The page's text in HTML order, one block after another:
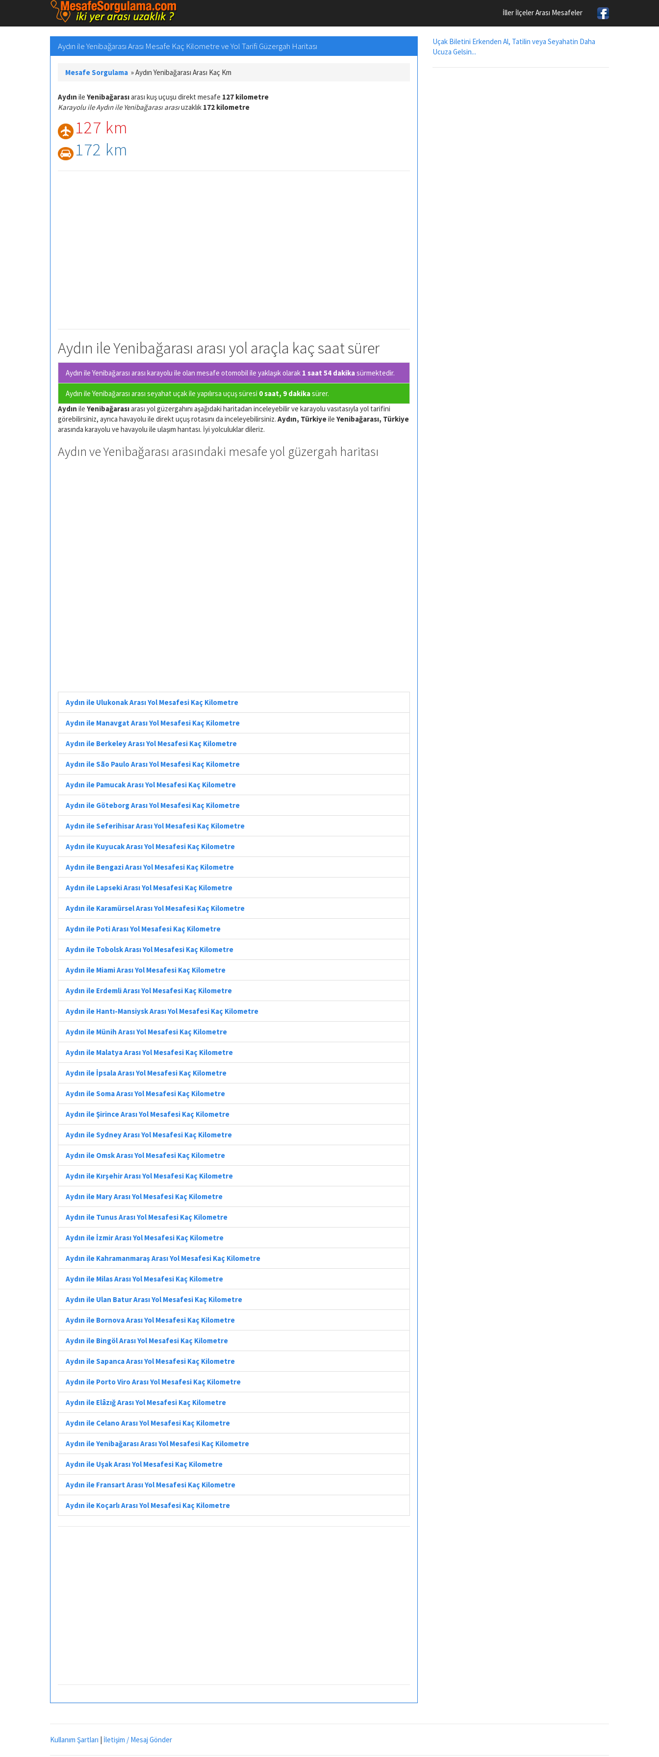
İller İlçeler Arası Mesafeler
Aydın ile Yenibağarası Arası Mesafe Kaç Kilometre ve Yol Tarifi Güzergah Haritası
Mesafe Sorgulama »Aydın Yenibağarası Arası Kaç Km
Aydın ile Yenibağarasıarası kuş uçuşu direkt mesafe 127 kilometre
Karayolu ile Aydın ile Yenibağarası arasıuzaklık 172 kilometre
127 km
172 km
Aydın ile Yenibağarası arası yol araçla kaç saat sürer
Aydın ile Yenibağarası arası karayolu ile olan mesafe otomobil ile yaklaşık olarak 1 saat 54 dakikasürmektedir.
Aydın ile Yenibağarası arası seyahat uçak ile yapılırsa uçuş süresi 0 saat, 9 dakikasürer.
Aydın ile Yenibağarasıarası yol güzergahını aşağıdaki haritadan inceleyebilir ve karayolu vasıtasıyla yol tarifini
görebilirsiniz, ayrıca havayolu ile direkt uçuş rotasını da inceleyebilirsiniz. Aydın, Türkiyeile Yenibağarası, Türkiye
arasında karayolu ve havayolu ile ulaşım harıtası. İyi yolculuklar dileriz.
Aydın ve Yenibağarası arasındaki mesafe yol güzergah haritası
Aydın ile Ulukonak Arası Yol Mesafesi Kaç Kilometre
Aydın ile Manavgat Arası Yol Mesafesi Kaç Kilometre
Aydın ile Berkeley Arası Yol Mesafesi Kaç Kilometre
Aydın ile São Paulo Arası Yol Mesafesi Kaç Kilometre
Aydın ile Pamucak Arası Yol Mesafesi Kaç Kilometre
Aydın ile Göteborg Arası Yol Mesafesi Kaç Kilometre
Aydın ile Seferihisar Arası Yol Mesafesi Kaç Kilometre
Aydın ile Kuyucak Arası Yol Mesafesi Kaç Kilometre
Aydın ile Bengazi Arası Yol Mesafesi Kaç Kilometre
Aydın ile Lapseki Arası Yol Mesafesi Kaç Kilometre
Aydın ile Karamürsel Arası Yol Mesafesi Kaç Kilometre
Aydın ile Poti Arası Yol Mesafesi Kaç Kilometre
Aydın ile Tobolsk Arası Yol Mesafesi Kaç Kilometre
Aydın ile Miami Arası Yol Mesafesi Kaç Kilometre
Aydın ile Erdemli Arası Yol Mesafesi Kaç Kilometre
Aydın ile Hantı-Mansiysk Arası Yol Mesafesi Kaç Kilometre
Aydın ile Münih Arası Yol Mesafesi Kaç Kilometre
Aydın ile Malatya Arası Yol Mesafesi Kaç Kilometre
Aydın ile İpsala Arası Yol Mesafesi Kaç Kilometre
Aydın ile Soma Arası Yol Mesafesi Kaç Kilometre
Aydın ile Şirince Arası Yol Mesafesi Kaç Kilometre
Aydın ile Sydney Arası Yol Mesafesi Kaç Kilometre
Aydın ile Omsk Arası Yol Mesafesi Kaç Kilometre
Aydın ile Kırşehir Arası Yol Mesafesi Kaç Kilometre
Aydın ile Mary Arası Yol Mesafesi Kaç Kilometre
Aydın ile Tunus Arası Yol Mesafesi Kaç Kilometre
Aydın ile İzmir Arası Yol Mesafesi Kaç Kilometre
Aydın ile Kahramanmaraş Arası Yol Mesafesi Kaç Kilometre
Aydın ile Milas Arası Yol Mesafesi Kaç Kilometre
Aydın ile Ulan Batur Arası Yol Mesafesi Kaç Kilometre
Aydın ile Bornova Arası Yol Mesafesi Kaç Kilometre
Aydın ile Bingöl Arası Yol Mesafesi Kaç Kilometre
Aydın ile Sapanca Arası Yol Mesafesi Kaç Kilometre
Aydın ile Porto Viro Arası Yol Mesafesi Kaç Kilometre
Aydın ile Elâzığ Arası Yol Mesafesi Kaç Kilometre
Aydın ile Celano Arası Yol Mesafesi Kaç Kilometre
Aydın ile Yenibağarası Arası Yol Mesafesi Kaç Kilometre
Aydın ile Uşak Arası Yol Mesafesi Kaç Kilometre
Aydın ile Fransart Arası Yol Mesafesi Kaç Kilometre
Aydın ile Koçarlı Arası Yol Mesafesi Kaç Kilometre
Uçak Biletini Erkenden Al, Tatilin veya Seyahatin Daha
Ucuza Gelsin...
Kullanım Şartları | İletişim / Mesaj Gönder